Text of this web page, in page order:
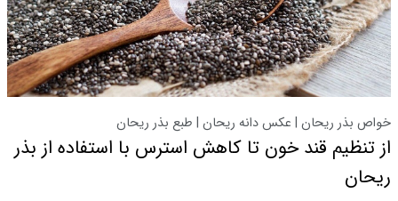
خواص بذر ریحان | عکس دانه ریحان | طبع بذر ریحان
از تنظیم قند خون تا کاهش استرس با استفاده از بذر
ریحان